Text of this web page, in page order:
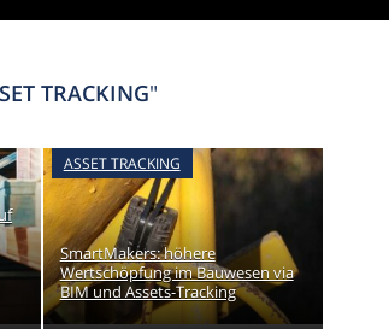
TRACKING"
ASSET TRACKING
SmartMakers: höhere
Wertschöpfung im Bauwesen via
BIM und Assets-Tracking